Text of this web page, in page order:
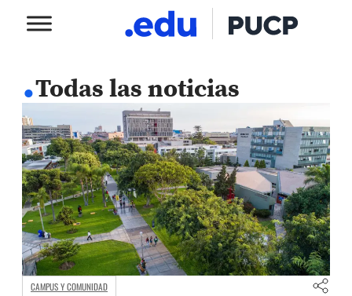
.Todas las noticias
CAMPUS Y COMUNIDAD